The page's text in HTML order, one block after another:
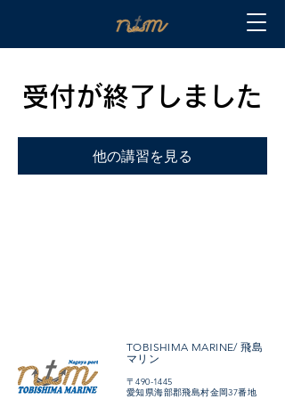
受付が終了しました
他の講習を見る
TOBISHIMA MARINE/ 飛島
マリン
〒490-1445
愛知県海部郡飛島村金岡37番地